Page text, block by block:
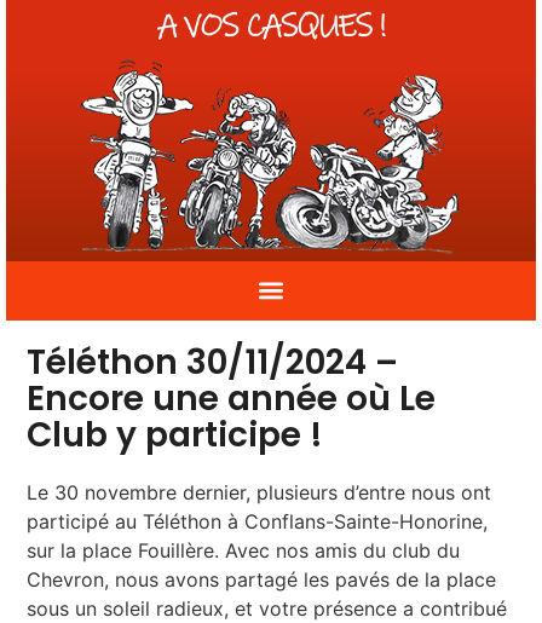
Téléthon 30/11/2024 –
Encore une année où Le
Club y participe !
Le 30 novembre dernier, plusieurs d’entre nous ont
participé au Téléthon à Conflans-Sainte-Honorine,
sur la place Fouillère. Avec nos amis du club du
Chevron, nous avons partagé les pavés de la place
sous un soleil radieux, et votre présence a contribué